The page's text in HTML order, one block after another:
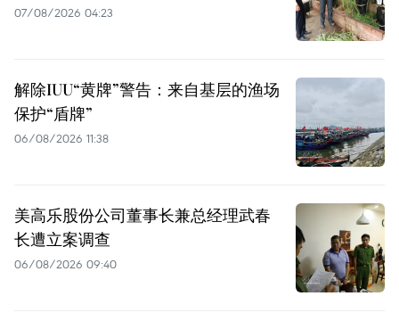
07/08/2026 04:23
解除IUU“黄牌”警告：来自基层的渔场
保护“盾牌”
06/08/2026 11:38
美高乐股份公司董事长兼总经理武春
长遭立案调查
06/08/2026 09:40